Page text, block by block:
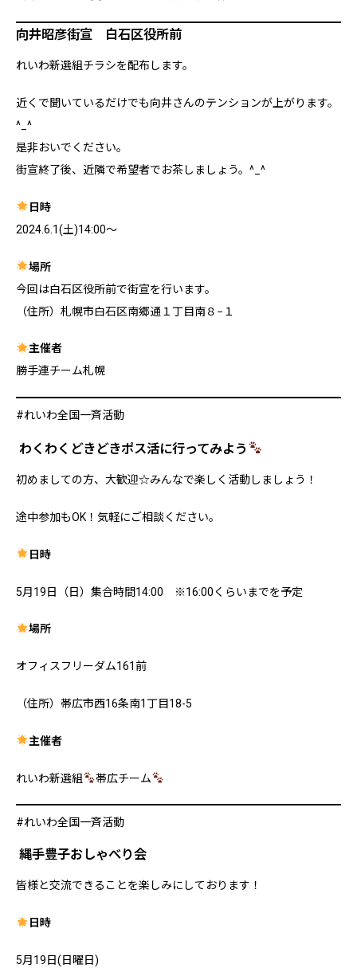
向井昭彦街宣 白石区役所前
れいわ新選組チラシを配布します。
近くで聞いているだけでも向井さんのテンションが上がります。
^_^
是非おいでください。
街宣終了後、近隣で希望者でお茶しましょう。^_^
日時
2024.6.1(土)14:00～
場所
今回は白石区役所前で街宣を行います。
（住所）札幌市白石区南郷通１丁目南８−１
主催者
勝手連チーム札幌
#れいわ全国一斉活動
わくわくどきどきポス活に行ってみよう
初めましての方、大歓迎☆みんなで楽しく活動しましょう！
途中参加もOK！気軽にご相談ください。
日時
5月19日（日）集合時間14:00 ※16:00くらいまでを予定
場所
オフィスフリーダム161前
（住所）帯広市西16条南1丁目18-5
主催者
れいわ新選組 帯広チーム
#れいわ全国一斉活動
縄手豊子おしゃべり会
皆様と交流できることを楽しみにしております！
日時
5月19日(日曜日)